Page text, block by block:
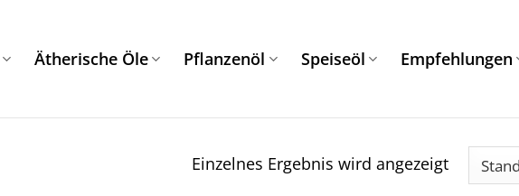
Ätherische Öle Pflanzenöl Speiseöl Empfehlungen
Einzelnes Ergebnis wird angezeigt